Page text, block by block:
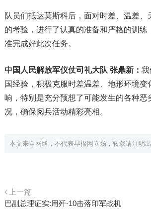
队员们抵达莫斯科后，面对时差、温差、
的考验，进行了认真的准备和严格的训练
准完成好此次任务。
中国人民解放军仪仗司礼大队 张鼎新： 我
国经验，积极克服时差温差、地形环境变
响，特别是充分预想了可能发生的各种恶
况，确保阅兵活动精彩亮相。
本文来自网络，不代表早报网立场，转载请注明出
上一篇
巴副总理证实:用歼-10击落印军战机